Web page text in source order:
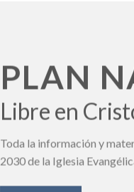
PLAN
Libre en
Toda la información y
2030 de la Iglesia